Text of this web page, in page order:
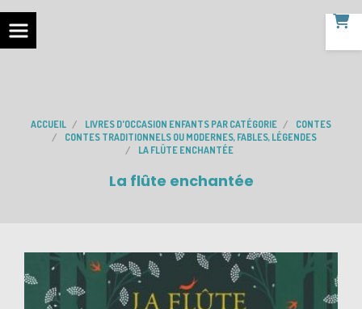
ACCUEIL LIVRES D'OCCASION ENFANTS PAR CATÉGORIE
CONTES
CONTES TRADITIONNELS OU MODERNES, FABLES, LÉGENDES
LA FLÛTE ENCHANTÉE
La flûte enchantée